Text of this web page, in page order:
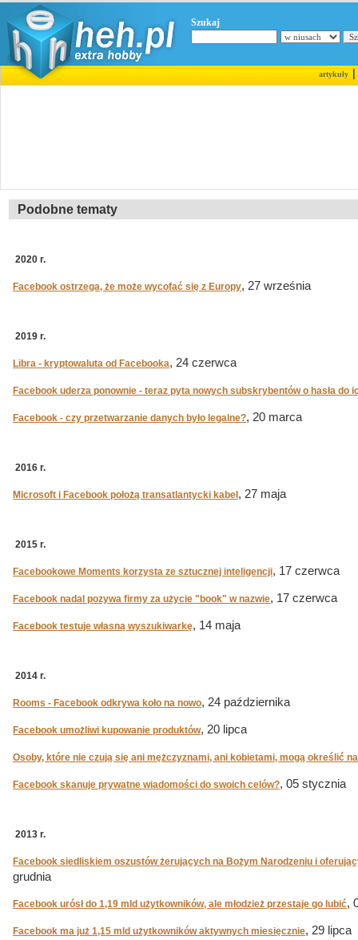
Szukaj
artykuły|
Podobne tematy
2020 r.
Facebook ostrzega, że może wycofać się z Europy, 27 września
2019 r.
Libra - kryptowaluta od Facebooka, 24 czerwca
Facebook uderza ponownie - teraz pyta nowych subskrybentów o hasła do
Facebook - czy przetwarzanie danych było legalne?, 20 marca
2016 r.
Microsoft i Facebook położą transatlantycki kabel , 27 maja
2015 r.
Facebookowe Moments korzysta ze sztucznej inteligencji, 17 czerwca
Facebook nadal pozywa firmy za użycie "book" w nazwie, 17 czerwca
Facebook testuje własną wyszukiwarkę, 14 maja
2014 r.
Rooms - Facebook odkrywa koło na nowo, 24 października
Facebook umożliwi kupowanie produktów, 20 lipca
Osoby, które nie czują się ani mężczyznami, ani kobietami, mogą określić
Facebook skanuje prywatne wiadomości do swoich celów?, 05 stycznia
2013 r.
Facebook siedliskiem oszustów żerujących na Bożym Narodzeniu i
grudnia
Facebook urósł do 1,19 mld użytkowników, ale młodzież przestaje go lubić,
Facebook ma już 1,15 mld użytkowników aktywnych miesięcznie, 29 lipca